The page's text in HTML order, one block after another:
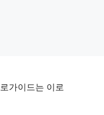
가이드는 이로